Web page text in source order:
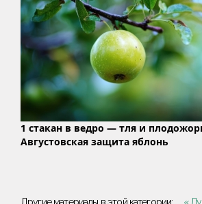
1 стакан в ведро — тля и
Августовская защита яблонь